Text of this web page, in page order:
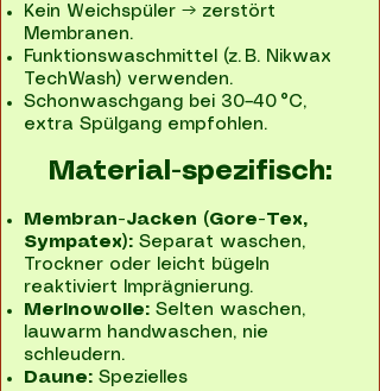
Kein Weichspüler → zerstört
Membranen.
Funktionswaschmittel (z. B. Nikwax
TechWash) verwenden.
Schonwaschgang bei 30–40 °C,
extra Spülgang empfohlen.
Material-spezifisch:
Membran-Jacken (Gore-Tex,
Sympatex): Separat waschen,
Trockner oder leicht bügeln
reaktiviert Imprägnierung.
Merinowolle: Selten waschen,
lauwarm handwaschen, nie
schleudern.
Daune: Spezielles